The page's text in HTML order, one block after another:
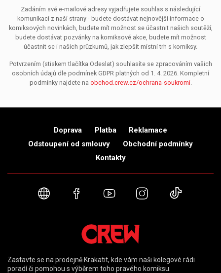
Zadáním své e-mailové adresy vyjadřujete souhlas s následující
komunikací z naší strany - budete dostávat nejnovější informace o
komiksových novinkách, budete mít možnost se účastnit našich soutěží,
budete dostávat pozvánky na komiksové akce, budete mít možnost
účastnit se i našich průzkumů, jak zlepšit místní trh s komiksy.
Potvrzením (stiskem tlačítka Odeslat) souhlasíte se zpracováním vašich
osobních údajů dle podmínek GDPR platných od 1. 4. 2026. Kompletní
podmínky najdete na obchod.crew.cz/ochrana-soukromi.
Doprava Platba
Reklamace
Odstoupení od smlouvy
Obchodní podmínky
Kontakty
Webové stránky
FacebookYouTubeInstagram
Zastavte se na prodejně Krakatit, kde vám naši kolegové rádi
poradí či pomohou s výběrem toho pravého komiksu.